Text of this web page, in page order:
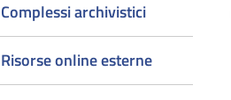
Complessi archivistici
Risorse online esterne